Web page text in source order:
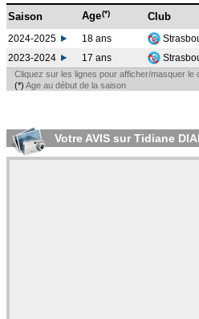
Saison Age(*) Club
2024-2025 18 ans
2023-2024
17 ans
Cliquez sur les lignes pour afficher/masquer le
(*) Age au début de la saison
Votre AVIS sur Tidiane